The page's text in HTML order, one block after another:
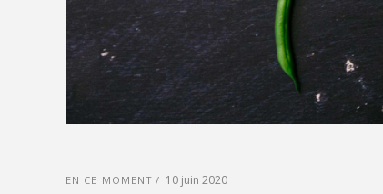
EN CE MOMENT 10 juin 2020